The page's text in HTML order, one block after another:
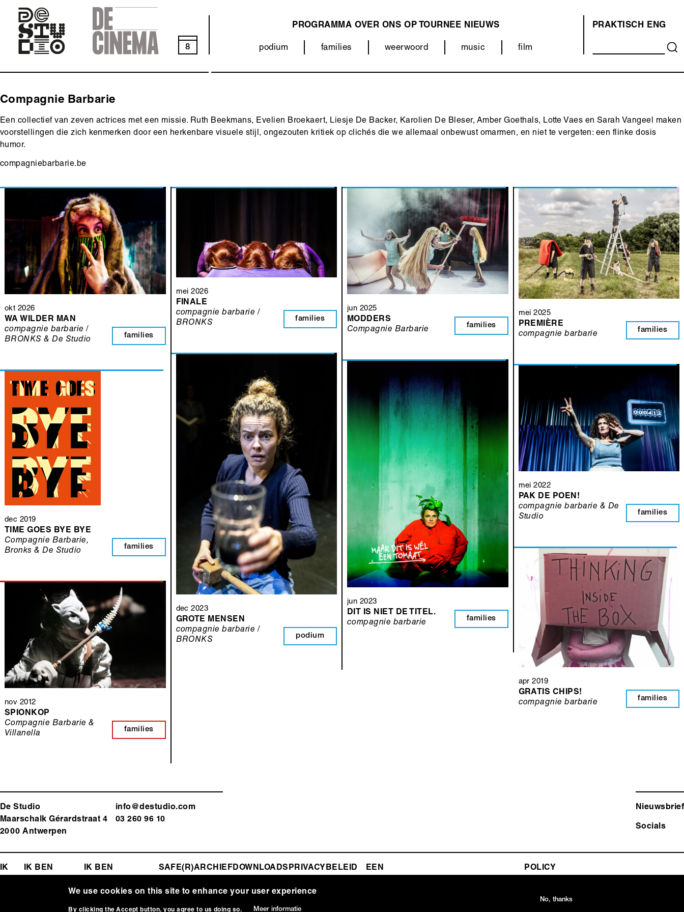
main
navigation
8
Categorieën
(menu)
podium families weerwoord music film
NAVIGATION
PROGRAMMA OVER ONS OP TOURNEE NIEUWS
OVER
ONS
(MENU)
PRAKTISCH ENG
Compagnie Barbarie
Een collectief van zeven actrices met een missie. Ruth Beekmans, Evelien Broekaert, Liesje De Backer, Karolien De Bleser, Amber Goethals, Lotte Vaes en Sarah Vangeel maken
voorstellingen die zich kenmerken door een herkenbare visuele stijl, ongezouten kritiek op clichés die we allemaal onbewust omarmen, en niet te vergeten: een flinke dosis
humor.
compagniebarbarie.be
okt 2026
WA WILDER MAN
families
compagnie barbarie /
BRONKS & De Studio
mei 2026
FINALE
families
compagnie barbarie /
BRONKS
jun 2025
MODDERS
families
Compagnie Barbarie
mei 2025
PREMIÈRE
families
compagnie barbarie
dec 2023
GROTE MENSEN
podium
compagnie barbarie /
BRONKS
jun 2023
DIT IS NIET DE TITEL.
families
compagnie barbarie
mei 2022
PAK DE POEN!
families
compagnie barbarie & De
Studio
dec 2019
TIME GOES BYE BYE
families
Compagnie Barbarie,
Bronks & De Studio
apr 2019
GRATIS CHIPS!
families
compagnie barbarie
nov 2012
SPIONKOP
families
Compagnie Barbarie &
Villanella
De Studio
Maarschalk Gérardstraat 4
2000 Antwerpen
info@destudio.com
03 260 96 10
Nieuwsbrief
Socials
FOOTER-
IK
EEN
IK BEN
IK BEN
SAFE(R)
POLICY
ARCHIEFDOWNLOADSPRIVACYBELEID
We use cookies on this site to enhance your user experience
By clicking the Accept button, you agree to us doing so. Meer informatie
No, thanks